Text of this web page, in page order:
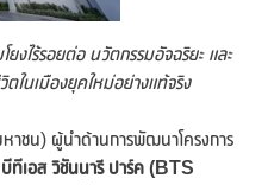
งไร้รอยต่อ นวัตกรรมอัจฉริยะ และ
ตในเมืองยุคใหม่อย่างแท้จริง
าชน) ผู้นำด้านการพัฒนาโครงการ
บีทีเอส วิชันนารี ปาร์ค (BTS